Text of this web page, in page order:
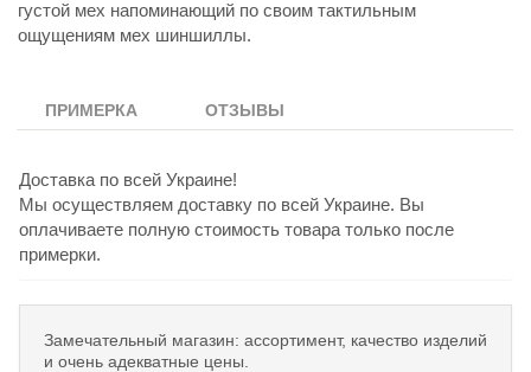
густой мех напоминающий по своим тактильным
ощущениям мех шиншиллы.
ПРИМЕРКА ОТЗЫВЫ
Доставка по всей Украине!
Мы осуществляем доставку по всей Украине. Вы
оплачиваете полную стоимость товара только после
примерки.
Замечательный магазин: ассортимент, качество изделий
и очень адекватные цены.